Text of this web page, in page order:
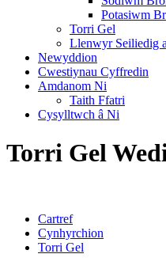
Potasiwm
Torri Gel
Llenwyr Seiliedig
Newyddion
Cwestiynau Cyffredin
Amdanom Ni
Taith Ffatri
Cysylltwch â Ni
Torri Gel
Cartref
Cynhyrchion
Torri Gel